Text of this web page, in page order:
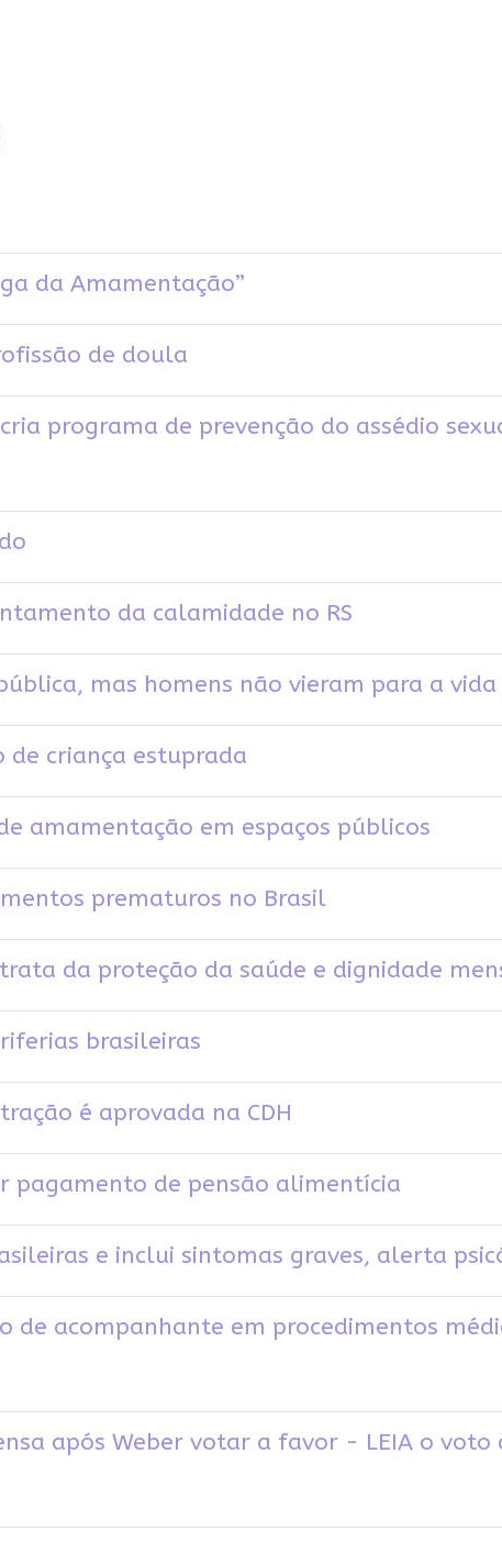
da Amamentação”
de doula
programa de prevenção do assédio
da calamidade no RS
mas homens não vieram para a
de criança estuprada
amamentação em espaços públicos
prematuros no Brasil
da proteção da saúde e dignidade
brasileiras
é aprovada na CDH
pagamento de pensão alimentícia
e inclui sintomas graves, alerta
acompanhante em procedimentos
após Weber votar a favor - LEIA o voto